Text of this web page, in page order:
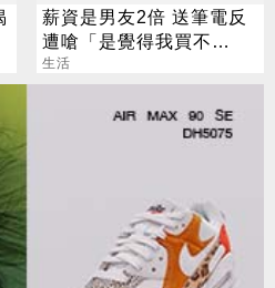
薪資是男友2倍 送筆電反
遭嗆「是覺得我買不
起」？ 網齊勸快逃
生活